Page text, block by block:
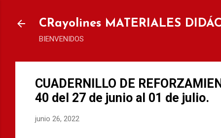
CRayolines MATERIALES
BIENVENIDOS
CUADERNILLO DE
40 del 27 de junio al 01 de julio.
junio 26, 2022